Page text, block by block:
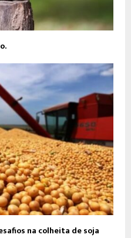
na colheita de soja